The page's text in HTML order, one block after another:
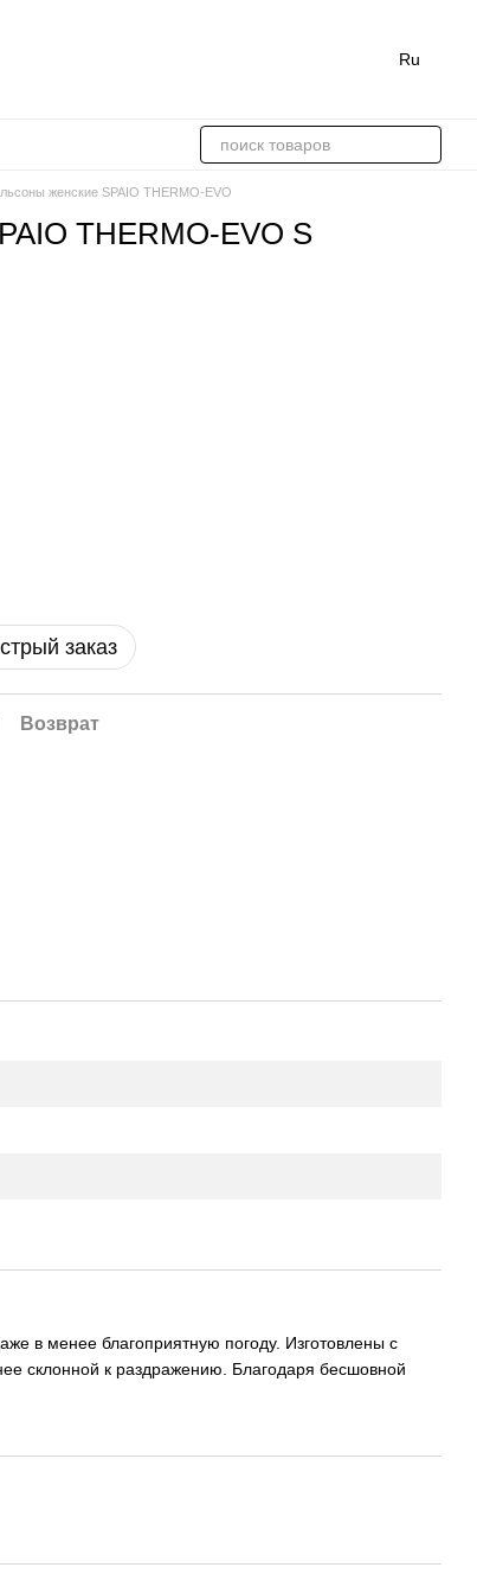
Ru
женские SPAIO THERMO-EVO
THERMO-EVO S
заказ
Возврат
в менее благоприятную погоду. Изготовлены с
склонной к раздражению. Благодаря бесшовной